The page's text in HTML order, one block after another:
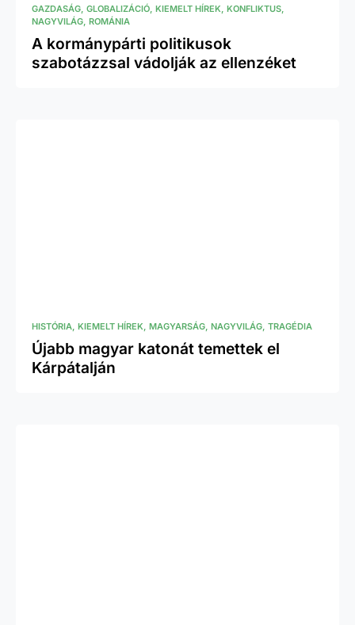
GAZDASÁG GLOBALIZÁCIÓ KIEMELT HÍREK KONFLIKTUS
NAGYVILÁG ROMÁNIA
A kormánypárti politikusok
szabotázzsal vádolják az ellenzéket
HISTÓRIA KIEMELT HÍREK MAGYARSÁG NAGYVILÁG TRAGÉDIA
Újabb magyar katonát temettek el
Kárpátalján